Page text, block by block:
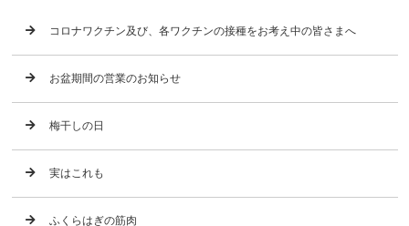
コロナワクチン及び、各ワクチンの接種をお考え中の皆さまへ
お盆期間の営業のお知らせ
梅干しの日
実はこれも
ふくらはぎの筋肉